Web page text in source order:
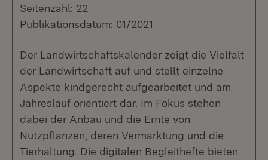
Seitenzahl: 22
Publikationsdatum: 01/2021
Der Landwirtschaftskalender zeigt die Vielfalt
der Landwirtschaft auf und stellt einzelne
Aspekte kindgerecht aufgearbeitet und am
Jahreslauf orientiert dar. Im Fokus stehen
dabei der Anbau und die Ernte von
Nutzpflanzen, deren Vermarktung und die
Tierhaltung. Die digitalen Begleithefte bieten